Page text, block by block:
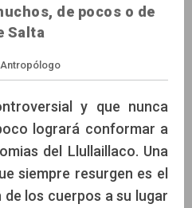
de pocos o de
Salta
y Antropólogo
y que nunca
logrará conformar a
del Llullaillaco. Una
siempre resurgen es el
los cuerpos a su lugar